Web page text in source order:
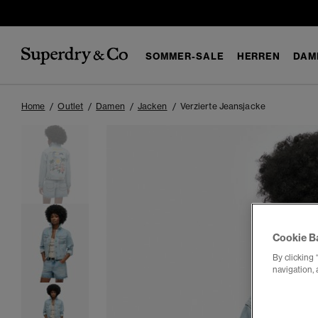
SOMMER-SALE HERREN
Home Outlet Damen Jacken Verzierte Jeansjacke
Cookie
By clicking
navigation,